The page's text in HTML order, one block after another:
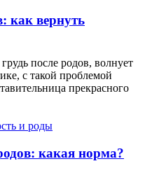
как вернуть
после родов, волнует
с такой проблемой
прекрасного
и роды
какая норма?